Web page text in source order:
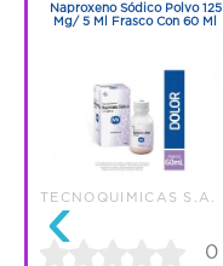
‹
Naproxeno Sódico Polvo 125
Mg/ 5 Ml Frasco Con 60 Ml
TECNOQUIMICAS S.A.
0